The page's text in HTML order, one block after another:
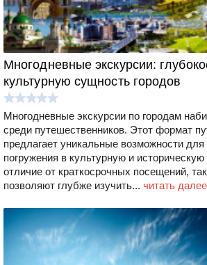
Многодневные экскурсии:
культурную сущность городов
Многодневные экскурсии по городам
среди путешественников. Этот формат
предлагает уникальные возможности для
погружения в культурную и
отличие от краткосрочных посещений,
позволяют глубже изучить... читать далее